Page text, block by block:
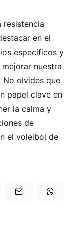
resistencia
en el
específicos y
nuestra
No olvides que
papel clave en
la calma y
de
el voleibol de